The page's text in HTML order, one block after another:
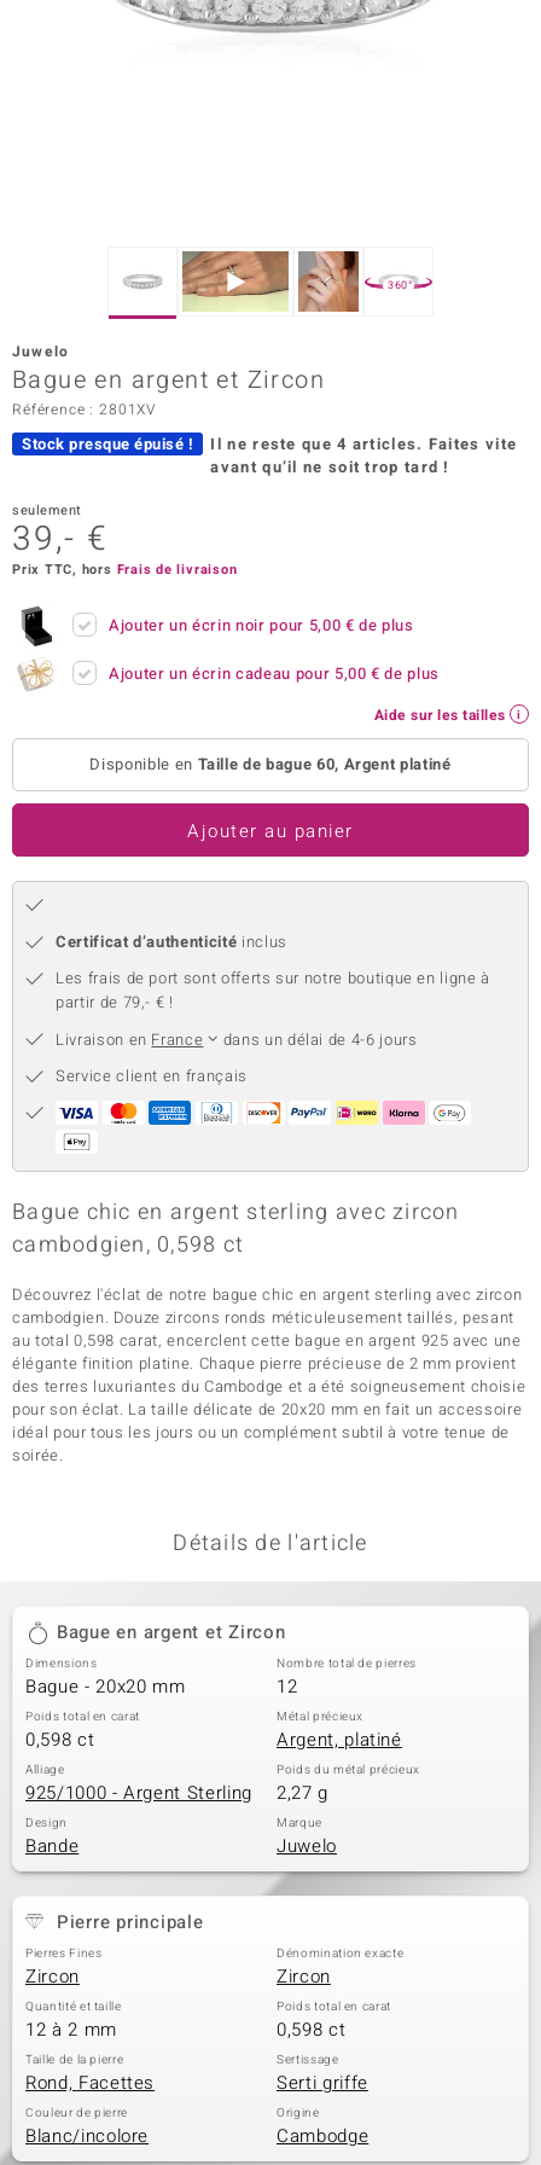
Collection
360°
Juwelo
Bague en argent et Zircon
Référence : 2801XV
Stock presque épuisé ! Il ne reste que 4 articles. Faites vite
avant qu’il ne soit trop tard !
seulement
39,- €
Prix TTC, hors Frais de livraison
Ajouter un écrin noir pour 5,00 € de plus
Ajouter un écrin cadeau pour 5,00 € de plus
Aide sur les tailles
Disponible en Taille de bague 60, Argent platiné
Ajouter au panier
Certificat d’authenticité inclus
Les frais de port sont offerts sur notre boutique en ligne à
partir de 79,- € !
Livraison en France
dans un délai de 4-6 jours
Service client en français
Bague chic en argent sterling avec zircon
cambodgien, 0,598 ct
Découvrez l'éclat de notre bague chic en argent sterling avec zircon
cambodgien. Douze zircons ronds méticuleusement taillés, pesant
au total 0,598 carat, encerclent cette bague en argent 925 avec une
élégante finition platine. Chaque pierre précieuse de 2 mm provient
des terres luxuriantes du Cambodge et a été soigneusement choisie
pour son éclat. La taille délicate de 20x20 mm en fait un accessoire
idéal pour tous les jours ou un complément subtil à votre tenue de
soirée.
Détails de l'article
Bague en argent et Zircon
Dimensions
Bague - 20x20 mm
Nombre total de pierres
12
Poids total en carat
0,598 ct
Métal précieux
Argent, platiné
Alliage
925/1000 - Argent Sterling
Poids du métal précieux
2,27 g
Design
Bande
Marque
Juwelo
Pierre principale
Pierres Fines
Zircon
Dénomination exacte
Zircon
Quantité et taille
12 à 2 mm
Poids total en carat
0,598 ct
Taille de la pierre
Rond, Facettes
Sertissage
Serti griffe
Couleur de pierre
Blanc/incolore
Origine
Cambodge